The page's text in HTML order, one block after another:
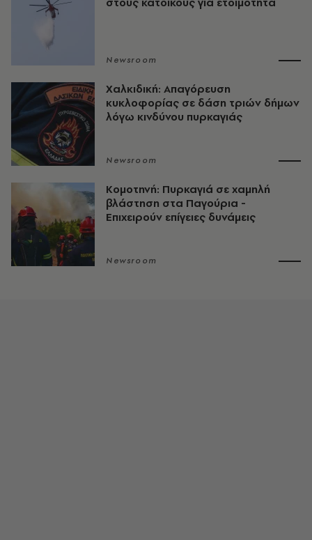
Newsroom
Χαλκιδική: Απαγόρευση
κυκλοφορίας σε δάση τριών δήμων
λόγω κινδύνου πυρκαγιάς
Newsroom
Κομοτηνή: Πυρκαγιά σε χαμηλή
βλάστηση στα Παγούρια -
Επιχειρούν επίγειες δυνάμεις
Newsroom